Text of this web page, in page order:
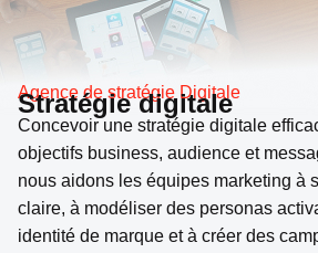
Agence de stratégie Digitale
Stratégie digitale
Concevoir une stratégie digitale
objectifs business, audience et
nous aidons les équipes marketing à
claire, à modéliser des personas
identité de marque et à créer des